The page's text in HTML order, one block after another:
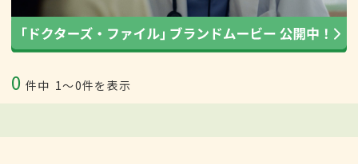
0 件中 1〜0件を表示